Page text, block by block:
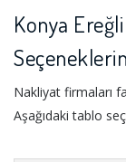
Konya
Nakliyat firmaları
Aşağıdaki tablo